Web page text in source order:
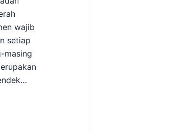
wajib
setiap
masing